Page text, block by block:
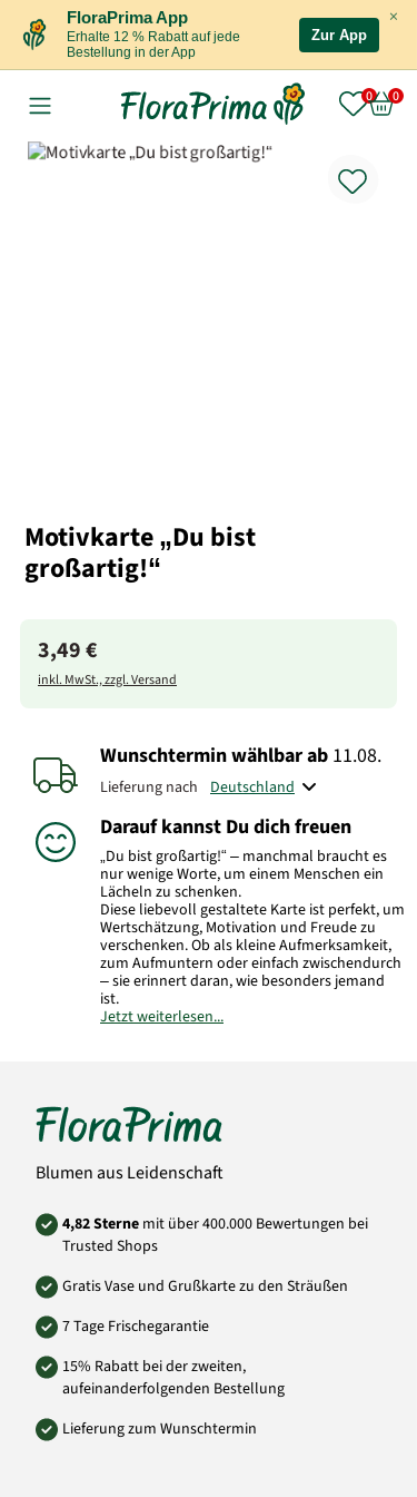
×
FloraPrima App
Erhalte 12 % Rabatt auf jede
Bestellung in der App
Zur App
Motivkarte „Du bist
großartig!“
3,49 €
inkl. MwSt., zzgl. Versand
Wunschtermin wählbarab 11.08.
Lieferung nach
Darauf kannst Du dich freuen
„Du bist großartig!“ – manchmal braucht es
nur wenige Worte, um einem Menschen ein
Lächeln zu schenken.
Diese liebevoll gestaltete Karte ist perfekt, um
Wertschätzung, Motivation und Freude zu
verschenken. Ob als kleine Aufmerksamkeit,
zum Aufmuntern oder einfach zwischendurch
– sie erinnert daran, wie besonders jemand
ist.
info@floraprima.de
Art.-Nr.: 2854
Jetzt weiterlesen...
Blumen aus Leidenschaft
4,82 Sterne mit über 400.000 Bewertungen bei
Trusted Shops
Gratis Vase und Grußkarte zu den Sträußen
7 Tage Frischegarantie
15% Rabatt bei der zweiten,
aufeinanderfolgenden Bestellung
Lieferung zum Wunschtermin